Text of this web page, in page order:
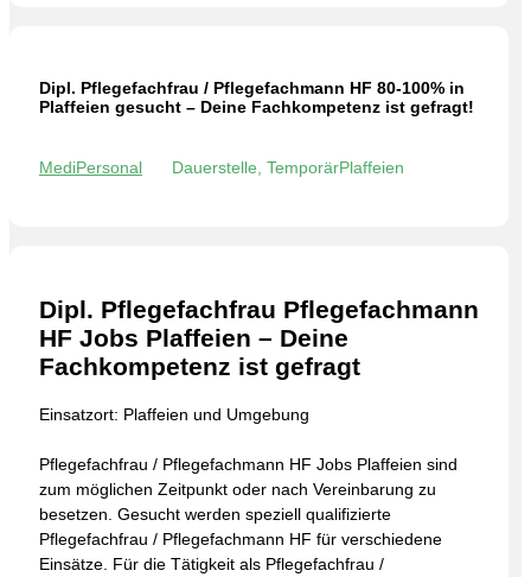
Dipl. Pflegefachfrau / Pflegefachmann HF 80-100% in
Plaffeien gesucht – Deine Fachkompetenz ist gefragt!
MediPersonal Dauerstelle, TemporärPlaffeien
Dipl. Pflegefachfrau Pflegefachmann
HF Jobs Plaffeien – Deine
Fachkompetenz ist gefragt
Einsatzort: Plaffeien und Umgebung
Pflegefachfrau / Pflegefachmann HF Jobs Plaffeien sind
zum möglichen Zeitpunkt oder nach Vereinbarung zu
besetzen. Gesucht werden speziell qualifizierte
Pflegefachfrau / Pflegefachmann HF für verschiedene
Einsätze. Für die Tätigkeit als Pflegefachfrau /